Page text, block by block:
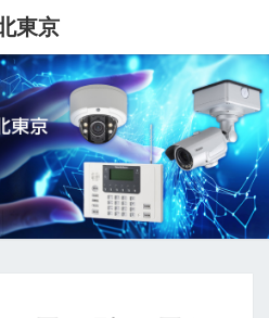
東京
セ
キ
ュ